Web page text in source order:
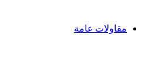
مقاولات عامة